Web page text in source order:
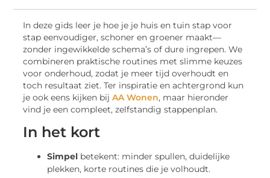
In deze gids leer je hoe je je huis en tuin stap voor
stap eenvoudiger, schoner en groener maakt—
zonder ingewikkelde schema’s of dure ingrepen. We
combineren praktische routines met slimme keuzes
voor onderhoud, zodat je meer tijd overhoudt en
toch resultaat ziet. Ter inspiratie en achtergrond kun
je ook eens kijken bijAA Wonen, maar hieronder
vind je een compleet, zelfstandig stappenplan.
In het kort
Simpel betekent: minder spullen, duidelijke
plekken, korte routines die je volhoudt.